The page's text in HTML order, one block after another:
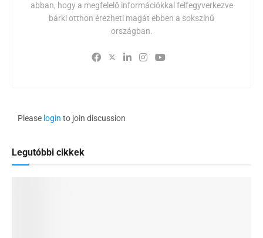
abban, hogy a megfelelő információkkal felfegyverkezve
bárki otthon érezheti magát ebben a sokszínű
országban.
Please login to join discussion
Legutóbbi cikkek